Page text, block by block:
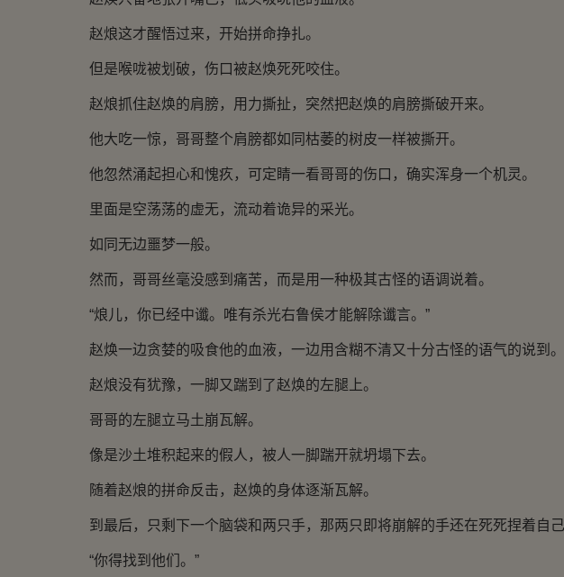
赵烺这才醒悟过来，开始拼命挣扎。
但是喉咙被划破，伤口被赵焕死死咬住。
赵烺抓住赵焕的肩膀，用力撕扯，突然把赵焕的肩膀撕破开来。
他大吃一惊，哥哥整个肩膀都如同枯萎的树皮一样被撕开。
他忽然涌起担心和愧疚，可定睛一看哥哥的伤口，确实浑身一个机灵。
里面是空荡荡的虚无，流动着诡异的采光。
如同无边噩梦一般。
然而，哥哥丝毫没感到痛苦，而是用一种极其古怪的语调说着。
“烺儿，你已经中谶。唯有杀光右鲁侯才能解除谶言。”
赵焕一边贪婪的吸食他的血液，一边用含糊不清又十分古怪的语气的说到。
赵烺没有犹豫，一脚又踹到了赵焕的左腿上。
哥哥的左腿立马土崩瓦解。
像是沙土堆积起来的假人，被人一脚踹开就坍塌下去。
随着赵烺的拼命反击，赵焕的身体逐渐瓦解。
到最后，只剩下一个脑袋和两只手，那两只即将崩解的手还在死死捏着自
“你得找到他们。”